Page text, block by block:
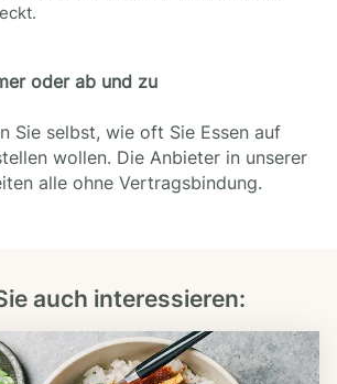
oder ab und zu
Sie selbst, wie oft Sie Essen auf
wollen. Die Anbieter in unserer
alle ohne Vertragsbindung.
auch interessieren: